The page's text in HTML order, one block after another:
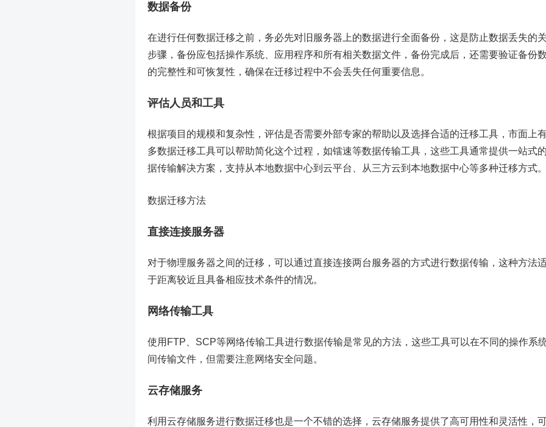
数据备份
在进行任何数据迁移之前，务必先对旧服务器上的数据进行全面备份，这是防止数据丢失的
步骤，备份应包括操作系统、应用程序和所有相关数据文件，备份完成后，还需要验证备份
的完整性和可恢复性，确保在迁移过程中不会丢失任何重要信息。
评估人员和工具
根据项目的规模和复杂性，评估是否需要外部专家的帮助以及选择合适的迁移工具，市面上
多数据迁移工具可以帮助简化这个过程，如镭速等数据传输工具，这些工具通常提供一站式
据传输解决方案，支持从本地数据中心到云平台、从三方云到本地数据中心等多种迁移方式。
数据迁移方法
直接连接服务器
对于物理服务器之间的迁移，可以通过直接连接两台服务器的方式进行数据传输，这种方法
于距离较近且具备相应技术条件的情况。
网络传输工具
使用FTP、SCP等网络传输工具进行数据传输是常见的方法，这些工具可以在不同的操作系
间传输文件，但需要注意网络安全问题。
云存储服务
利用云存储服务进行数据迁移也是一个不错的选择，云存储服务提供了高可用性和灵活性，